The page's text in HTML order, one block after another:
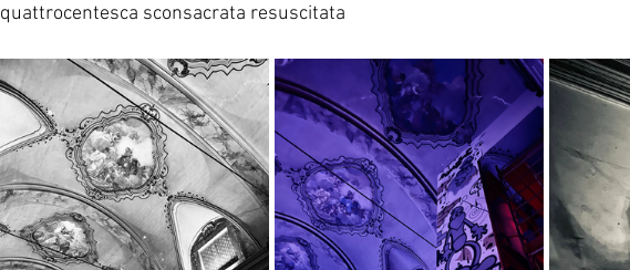
quattrocentesca sconsacrata resuscitata